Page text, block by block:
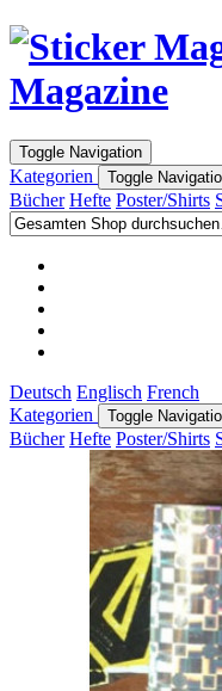
Magazine
Toggle Navigation
Kategorien Toggle
Bücher Hefte Poster/Shirts
Deutsch Englisch French
Kategorien
Toggle
Bücher Hefte Poster/Shirts